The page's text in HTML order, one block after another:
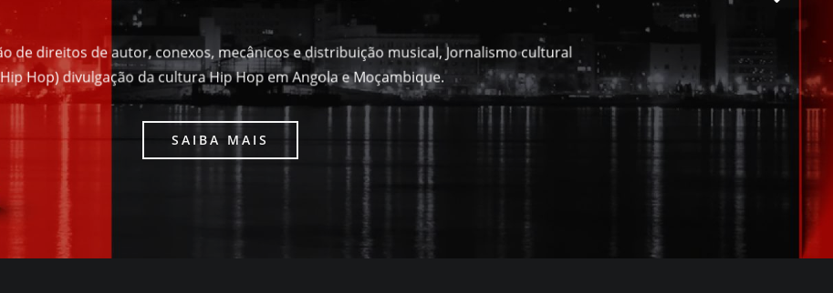
de direitos de autor, conexos, mecânicos e distribuição musical, Jornalismo cultural
Hop) divulgação da cultura Hip Hop em Angola e Moçambique.
SAIBA MAIS